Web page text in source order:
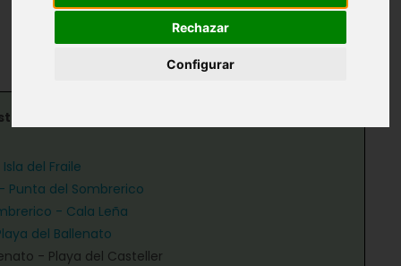
Rechazar
Configurar
Playa del Ballenato
del Fraile
Punta del Sombrerico
- Cala Leña
del Ballenato
- Playa del Casteller